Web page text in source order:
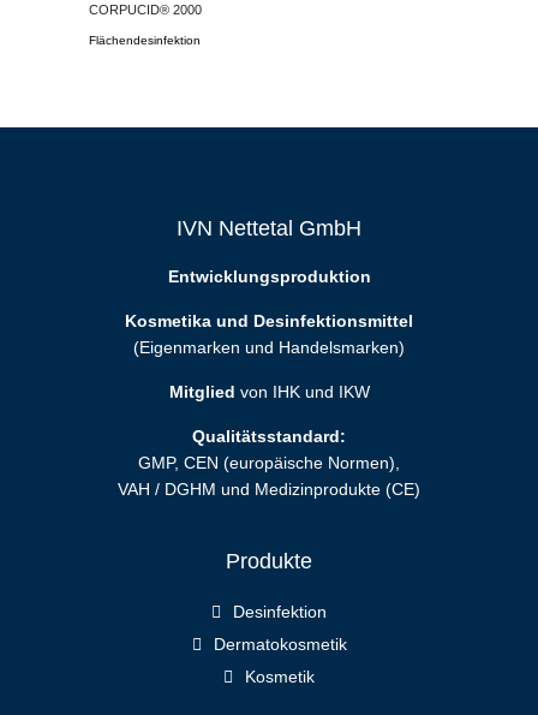
CORPUCID® 2000
Flächendesinfektion
IVN Nettetal GmbH
Entwicklungsproduktion
Kosmetika und Desinfektionsmittel
(Eigenmarken und Handelsmarken)
Mitglied von IHK und IKW
Qualitätsstandard:
GMP, CEN (europäische Normen),
VAH / DGHM und Medizinprodukte (CE)
Produkte
Desinfektion
Dermatokosmetik
Kosmetik